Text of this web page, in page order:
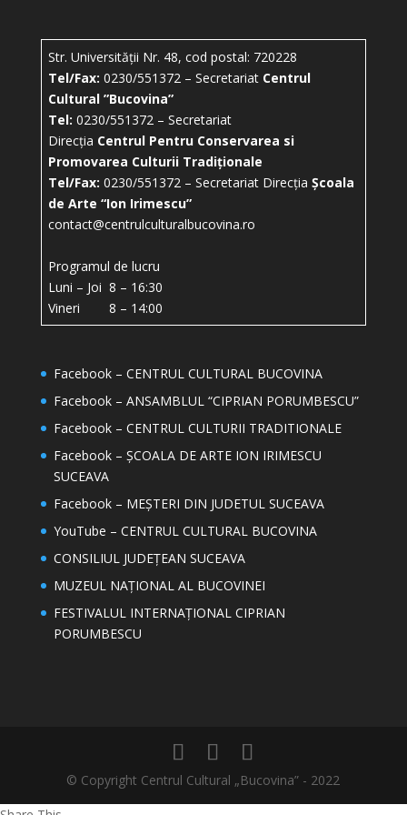
Str. Universității Nr. 48, cod postal: 720228
Tel/Fax: 0230/551372 – Secretariat Centrul
Cultural ”Bucovina”
Tel: 0230/551372 – Secretariat
Direcția Centrul Pentru Conservarea si
Promovarea Culturii Tradiționale
Tel/Fax: 0230/551372 – Secretariat Direcția Școala
de Arte “Ion Irimescu”
contact@centrulculturalbucovina.ro
Programul de lucru
Luni – Joi 8 – 16:30
Vineri 8 – 14:00
Facebook – CENTRUL CULTURAL BUCOVINA
Facebook – ANSAMBLUL “CIPRIAN PORUMBESCU”
Facebook – CENTRUL CULTURII TRADITIONALE
Facebook – ȘCOALA DE ARTE ION IRIMESCU
SUCEAVA
Facebook – MEȘTERI DIN JUDETUL SUCEAVA
YouTube – CENTRUL CULTURAL BUCOVINA
CONSILIUL JUDEȚEAN SUCEAVA
MUZEUL NAȚIONAL AL BUCOVINEI
FESTIVALUL INTERNAȚIONAL CIPRIAN
PORUMBESCU
© Copyright Centrul Cultural „Bucovina” - 2022